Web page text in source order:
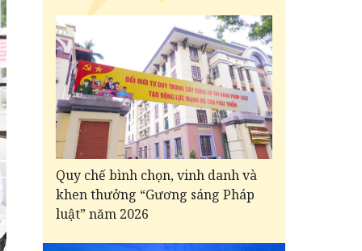
Quy chế bình chọn, vinh danh và
khen thưởng “Gương sáng Pháp
luật” năm 2026